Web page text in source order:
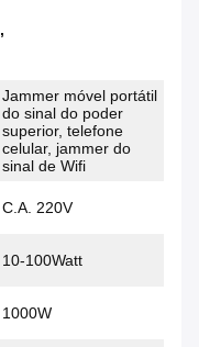
,
Jammer móvel portátil
do sinal do poder
superior, telefone
celular, jammer do
sinal de Wifi
C.A. 220V
10-100Watt
1000W